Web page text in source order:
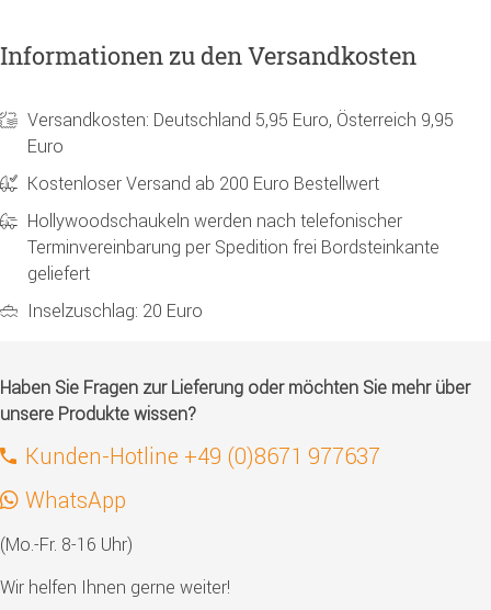
Informationen zu den Versandkosten
Versandkosten: Deutschland 5,95 Euro, Österreich 9,95
Euro
Kostenloser Versand ab 200 Euro Bestellwert
Hollywoodschaukeln werden nach telefonischer
Terminvereinbarung per Spedition frei Bordsteinkante
geliefert
Inselzuschlag: 20 Euro
Haben Sie Fragen zur Lieferung oder möchten Sie mehr über
unsere Produkte wissen?
Kunden-Hotline +49 (0)8671 977637
WhatsApp
(Mo.-Fr. 8-16 Uhr)
Wir helfen Ihnen gerne weiter!